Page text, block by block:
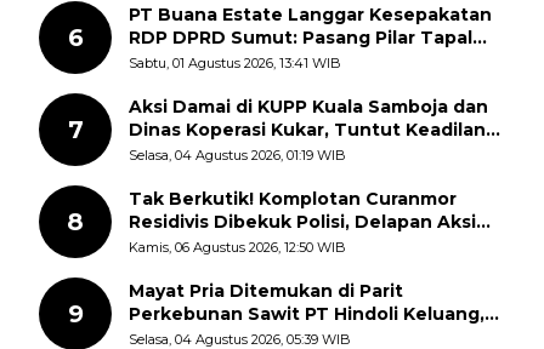
6
PT Buana Estate Langgar Kesepakatan
RDP DPRD Sumut: Pasang Pilar Tapal
Batas Sepihak Tanpa Libatkan
Sabtu, 01 Agustus 2026, 13:41 WIB
7
Aksi Damai di KUPP Kuala Samboja dan
Dinas Koperasi Kukar, Tuntut Keadilan
dan Kesempatan Kerja yang Adil
Selasa, 04 Agustus 2026, 01:19 WIB
8
Tak Berkutik! Komplotan Curanmor
Residivis Dibekuk Polisi, Delapan Aksi
Curanmor Di Candipuro Terungkap
Kamis, 06 Agustus 2026, 12:50 WIB
9
Mayat Pria Ditemukan di Parit
Perkebunan Sawit PT Hindoli Keluang,
Polisi Selidiki Penyebab Kematian
Selasa, 04 Agustus 2026, 05:39 WIB